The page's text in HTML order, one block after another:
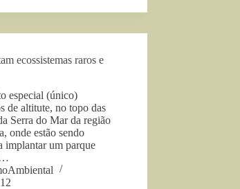
ecossistemas raros e
especial (único)
de altitute, no topo das
Serra do Mar da região
onde estão sendo
implantar um parque